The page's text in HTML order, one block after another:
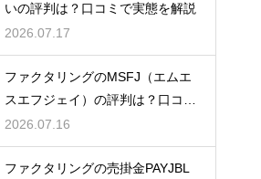
いの評判は？口コミで実態を解説
2026.07.17
ファクタリングのMSFJ（エムエ
スエフジェイ）の評判は？口コミ
から検証
2026.07.16
ファクタリングの売掛金PAYJBL